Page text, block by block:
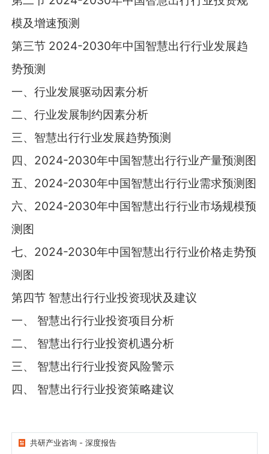
模及增速预测
第三节 2024-2030年中国智慧出行行业发展趋
势预测
一、行业发展驱动因素分析
二、行业发展制约因素分析
三、智慧出行行业发展趋势预测
四、2024-2030年中国智慧出行行业产量预测图
五、2024-2030年中国智慧出行行业需求预测图
六、2024-2030年中国智慧出行行业市场规模预
测图
七、2024-2030年中国智慧出行行业价格走势预
测图
第四节 智慧出行行业投资现状及建议
一、 智慧出行行业投资项目分析
二、 智慧出行行业投资机遇分析
三、 智慧出行行业投资风险警示
四、 智慧出行行业投资策略建议
共研产业咨询 - 深度报告